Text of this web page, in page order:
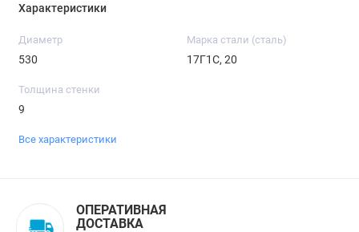
Характеристики
Диаметр
530
Марка стали (сталь)
17Г1С, 20
Толщина стенки
9
Все характеристики
ОПЕРАТИВНАЯ
ДОСТАВКА